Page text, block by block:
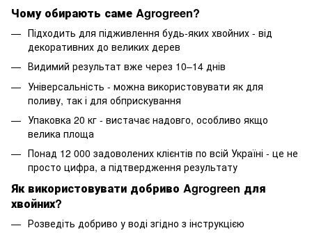
Чому обирають саме Agrogreen?
Підходить для підживлення будь-яких хвойних - від
декоративних до великих дерев
Видимий результат вже через 10–14 днів
Універсальність - можна використовувати як для
поливу, так і для обприскування
Упаковка 20 кг - вистачає надовго, особливо якщо
велика площа
Понад 12 000 задоволених клієнтів по всій Україні - це не
просто цифра, а підтвердження результату
Як використовувати добриво Agrogreen для
хвойних?
Розведіть добриво у воді згідно з інструкцією